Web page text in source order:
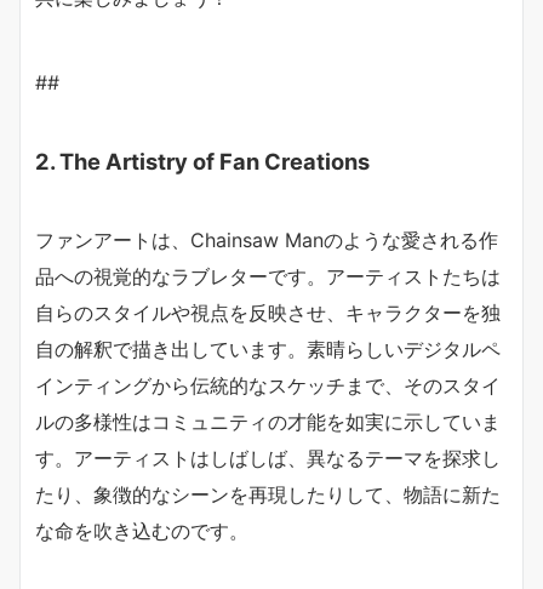
##
2. The Artistry of Fan Creations
ファンアートは、Chainsaw Manのような愛される作
品への視覚的なラブレターです。アーティストたちは
自らのスタイルや視点を反映させ、キャラクターを独
自の解釈で描き出しています。素晴らしいデジタルペ
インティングから伝統的なスケッチまで、そのスタイ
ルの多様性はコミュニティの才能を如実に示していま
す。アーティストはしばしば、異なるテーマを探求し
たり、象徴的なシーンを再現したりして、物語に新た
な命を吹き込むのです。